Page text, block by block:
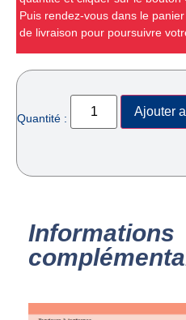
Puis rendez-vous dans le
de livraison pour poursuivre
Quantité : Ajouter
Informations